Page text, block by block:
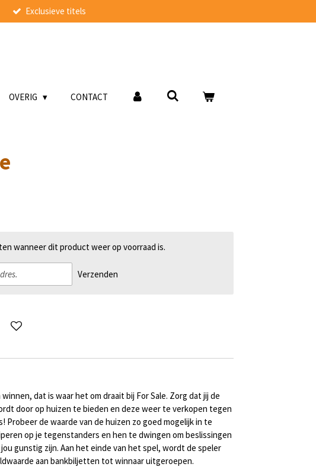
Exclusieve titels
OVERIG CONTACT
wanneer dit product weer op voorraad is.
Verzenden
dat is waar het om draait bij For Sale. Zorg dat jij de
door op huizen te bieden en deze weer te verkopen tegen
Probeer de waarde van de huizen zo goed mogelijk in te
op je tegenstanders en hen te dwingen om beslissingen
gunstig zijn. Aan het einde van het spel, wordt de speler
aan bankbiljetten tot winnaar uitgeroepen.